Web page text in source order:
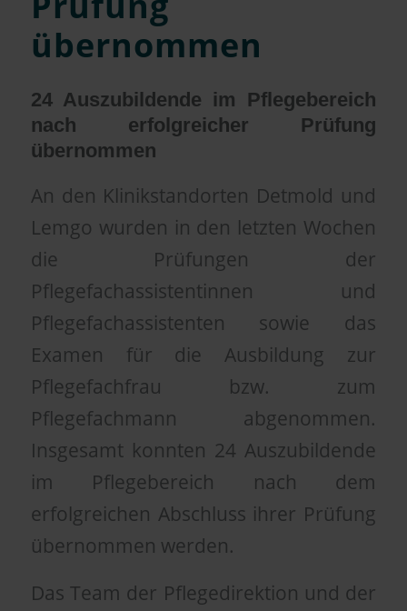
übernommen
24 Auszubildende im Pflegebereich
nach erfolgreicher Prüfung
übernommen
An den Klinikstandorten Detmold und
Lemgo wurden in den letzten Wochen
die Prüfungen der
Pflegefachassistentinnen und
Pflegefachassistenten sowie das
Examen für die Ausbildung zur
Pflegefachfrau bzw. zum
Pflegefachmann abgenommen.
Insgesamt konnten 24 Auszubildende
im Pflegebereich nach dem
erfolgreichen Abschluss ihrer Prüfung
übernommen werden.
Das Team der Pflegedirektion und der